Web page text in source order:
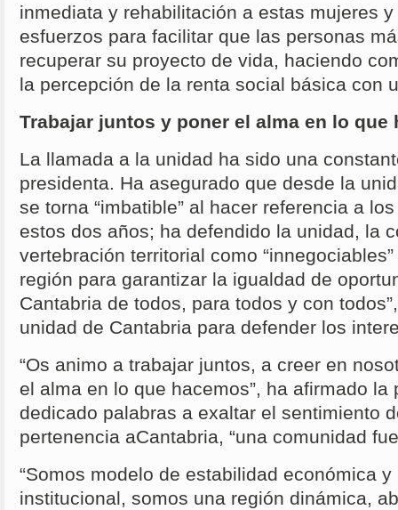
inmediata y rehabilitación a estas mujeres
esfuerzos para facilitar que las personas
recuperar su proyecto de vida, haciendo
la percepción de la renta social básica con
Trabajar juntos y poner el alma en lo
La llamada a la unidad ha sido una
presidenta. Ha asegurado que desde la
se torna “imbatible” al hacer referencia a
estos dos años; ha defendido la unidad, la
vertebración territorial como
región para garantizar la igualdad de
Cantabria de todos, para todos y con
unidad de Cantabria para defender los
“Os animo a trabajar juntos, a creer en
el alma en lo que hacemos”, ha afirmado la
dedicado palabras a exaltar el sentimiento
pertenencia aCantabria, “una comunidad
“Somos modelo de estabilidad económica
institucional, somos una región dinámica,